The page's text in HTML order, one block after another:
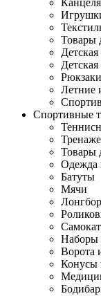
Товары
Детская
Детская
Летние
Спортивные
Товары
Одежда
Батуты
Мячи
Наборы
Ворота
Конусы